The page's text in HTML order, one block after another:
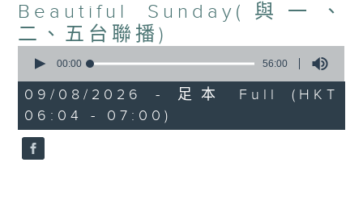
Beautiful Sunday(與一、
二、五台聯播)
seconds
56
minutes,
0
seconds
00:00 56:00
09/08/2026 - 足本 Full (HKT
06:04 - 07:00)